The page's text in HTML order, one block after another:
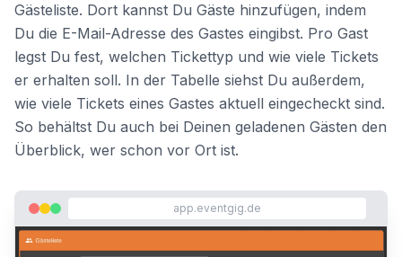
Gästeliste. Dort kannst Du Gäste hinzufügen, indem
Du die E-Mail-Adresse des Gastes eingibst. Pro Gast
legst Du fest, welchen Tickettyp und wie viele Tickets
er erhalten soll. In der Tabelle siehst Du außerdem,
wie viele Tickets eines Gastes aktuell eingecheckt sind.
So behältst Du auch bei Deinen geladenen Gästen den
Überblick, wer schon vor Ort ist.
app.eventgig.de